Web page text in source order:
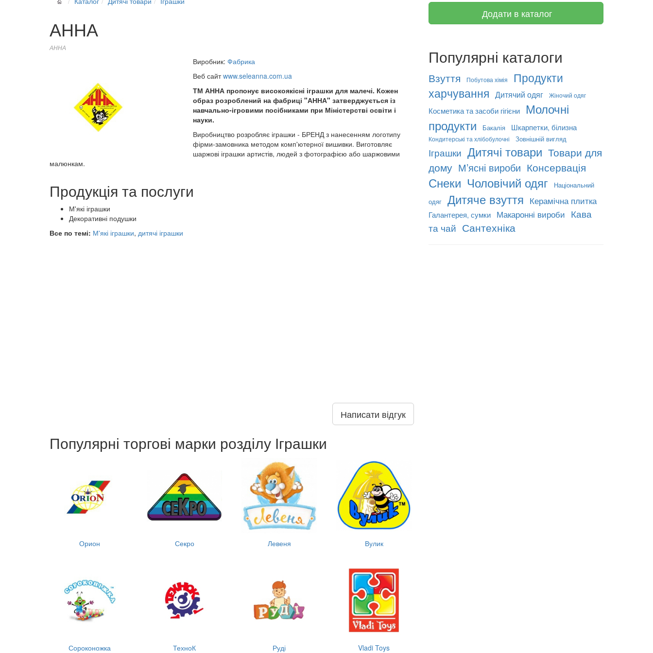
АННА
АННА
Виробник: Фабрика
Веб сайтwww.seleanna.com.ua
ТМ АННА пропонує високоякісні іграшки для малечі. Кожен
образ розроблений на фабриці "АННА" затверджується із
навчально-ігровими посібниками при Міністерстві освіти і
науки.
Виробництво розробляє іграшки - БРЕНД з нанесенням логотипу
фірми-замовника методом комп'ютерної вишивки. Виготовляє
шаржові іграшки артистів, людей з фотографією або шаржовими
малюнкам.
Продукція та послуги
М'які іграшки
Декоративні подушки
Все по темі: М'які іграшки, дитячі іграшки
Написати відгук
Популярні торгові марки розділу Іграшки
Орион Секро Левеня Вулик
Сороконожка ТехноК Руді Vladi Toys
Додати в каталог
Популярні каталоги
Взуття Побутова хімія
Продукти
харчування Дитячий одяг Жіночий одяг
Косметика та засоби гігієни
Молочні
продукти
Бакалія Шкарпетки, білизна
Кондитерські та хлібобулочні Зовнішній вигляд
Іграшки Дитячі товари Товари для
дому М’ясні вироби Консервація
Снеки Чоловічий одяг
Національний
одяг
Дитяче взуття Керамічна плитка
Галантерея, сумки Макаронні вироби Кава
та чай Сантехніка